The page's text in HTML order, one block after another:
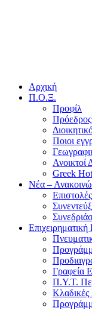
Αρχική
Π.Ο.Ξ.
Προφίλ
Πρόεδρος
Ποιοι
Ανοικτοί
Greek
Νέα –
Επιστολές
Γραφεία
Π.Υ.Τ.
Κλαδικές